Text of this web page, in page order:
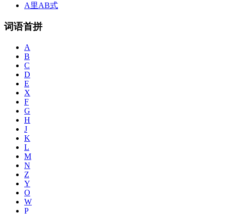
A里AB式
词语首拼
A
B
C
D
E
X
F
G
H
J
K
L
M
N
Z
Y
O
W
P